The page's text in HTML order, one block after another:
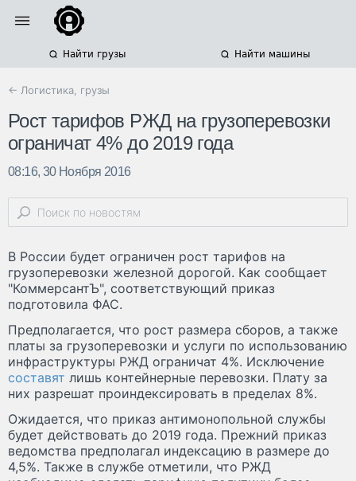
Найти грузы Найти машины
← Логистика, грузы
Рост тарифов РЖД на грузоперевозки
ограничат 4% до 2019 года
08:16, 30 Ноября 2016
В России будет ограничен рост тарифов на
грузоперевозки железной дорогой. Как сообщает
"КоммерсантЪ", соответствующий приказ
подготовила ФАС.
Предполагается, что рост размера сборов, а также
платы за грузоперевозки и услуги по использованию
инфраструктуры РЖД ограничат 4%. Исключение
составят лишь контейнерные перевозки. Плату за
них разрешат проиндексировать в пределах 8%.
Ожидается, что приказ антимонопольной службы
будет действовать до 2019 года. Прежний приказ
ведомства предполагал индексацию в размере до
4,5%. Также в службе отметили, что РЖД